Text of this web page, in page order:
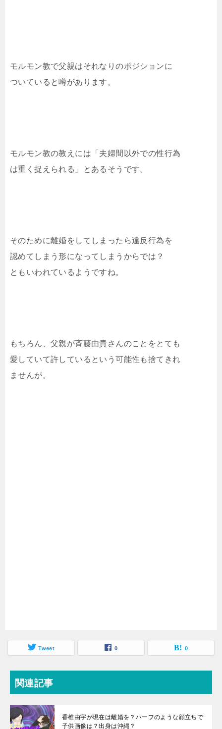
モルモン教で父親はそれなりのポジションに
ついていると噂があります。
モルモン教の教えには「夫婦間以外での性行為
は重く捉えられる」とあるそうです。
そのために離婚をしてしまったら違反行為を
認めてしまう形になってしまうからでは？
ともいわれているようですね。
もちろん、父親が斉藤由貴さんのことをとても
愛していて許しているという可能性も捨てきれ
ませんが。
Tweet 0 0
関連記事
香椎由宇が現在は離婚を？ハーフのような顔立ちで
子供画像は？出身は沖縄？